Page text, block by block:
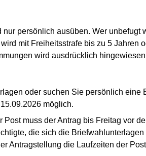
persönlich ausüben. Wer
mit Freiheitsstrafe bis zu 5 Jahren
wird ausdrücklich
oder suchen Sie persönlich eine
möglich.
muss der Antrag bis Freitag vor
die sich die
Antragstellung die Laufzeiten der